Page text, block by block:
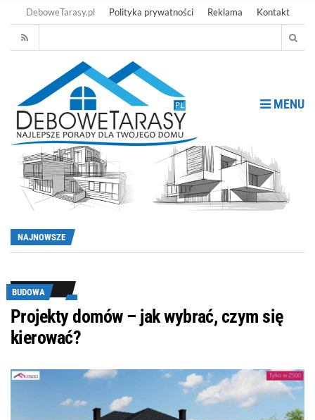
DeboweTarasy.pl Polityka prywatności Reklama Kontakt
MENU
NAJNOWSZE
BUDOWA
Projekty domów – jak wybrać, czym się
kierować?